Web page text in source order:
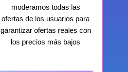
moderamos todas las
ofertas de los usuarios para
garantizar ofertas reales con
los precios más bajos